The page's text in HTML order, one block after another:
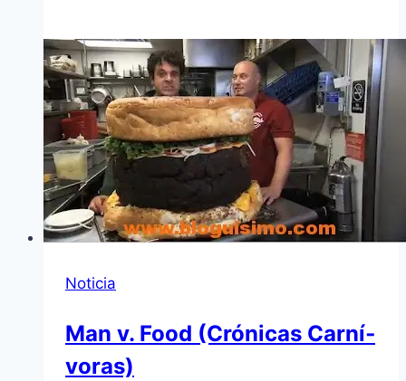
Noticia
Man v. Food (Crónicas Carní­
voras)